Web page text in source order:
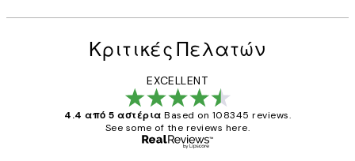
Κριτικές Πελατών
EXCELLENT
4.4 από 5 αστέρια Based on 108345 reviews.
See some of the reviews here.